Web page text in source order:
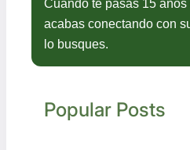
Cuando te pasas 15
acabas conectando con
lo busques.
Popular Posts